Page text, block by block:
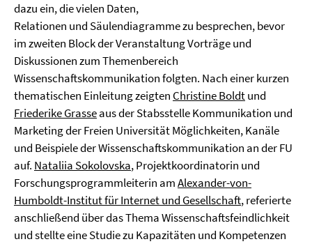
dazu ein, die vielen Daten,
Relationen und Säulendiagramme zu besprechen, bevor
im zweiten Block der Veranstaltung Vorträge und
Diskussionen zum Themenbereich
Wissenschaftskommunikation folgten. Nach einer kurzen
thematischen Einleitung zeigten Christine Boldtund
Friederike Grasseaus der Stabsstelle Kommunikation und
Marketing der Freien Universität Möglichkeiten, Kanäle
und Beispiele der Wissenschaftskommunikation an der FU
auf. Nataliia Sokolovska, Projektkoordinatorin und
Forschungsprogrammleiterin amAlexander-von-
Humboldt-Institut für Internet und Gesellschaft, referierte
anschließend über das Thema Wissenschaftsfeindlichkeit
und stellte eine Studie zu Kapazitäten und Kompetenzen